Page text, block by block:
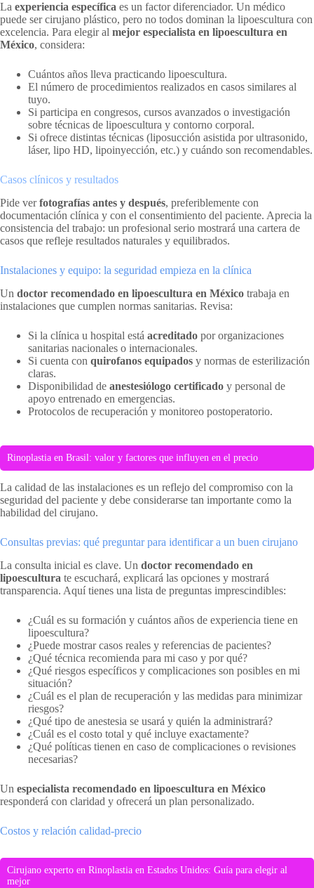
La experiencia específica es un factor diferenciador. Un médico
puede ser cirujano plástico, pero no todos dominan la lipoescultura con
excelencia. Para elegir al mejor especialista en lipoescultura en
México, considera:
Cuántos años lleva practicando lipoescultura.
El número de procedimientos realizados en casos similares al
tuyo.
Si participa en congresos, cursos avanzados o investigación
sobre técnicas de lipoescultura y contorno corporal.
Si ofrece distintas técnicas (liposucción asistida por ultrasonido,
láser, lipo HD, lipoinyección, etc.) y cuándo son recomendables.
Casos clínicos y resultados
Pide verfotografías antes y después, preferiblemente con
documentación clínica y con el consentimiento del paciente. Aprecia la
consistencia del trabajo: un profesional serio mostrará una cartera de
casos que refleje resultados naturales y equilibrados.
Instalaciones y equipo: la seguridad empieza en la clínica
Un doctor recomendado en lipoescultura en México trabaja en
instalaciones que cumplen normas sanitarias. Revisa:
Si la clínica u hospital está acreditado por organizaciones
sanitarias nacionales o internacionales.
Si cuenta con quirofanos equipados y normas de esterilización
claras.
Disponibilidad de anestesiólogo certificado y personal de
apoyo entrenado en emergencias.
Protocolos de recuperación y monitoreo postoperatorio.
Rinoplastia en Brasil: valor y factores que influyen en el precio
La calidad de las instalaciones es un reflejo del compromiso con la
seguridad del paciente y debe considerarse tan importante como la
habilidad del cirujano.
Consultas previas: qué preguntar para identificar a un buen cirujano
La consulta inicial es clave. Un doctor recomendado en
lipoescultura te escuchará, explicará las opciones y mostrará
transparencia. Aquí tienes una lista de preguntas imprescindibles:
¿Cuál es su formación y cuántos años de experiencia tiene en
lipoescultura?
¿Puede mostrar casos reales y referencias de pacientes?
¿Qué técnica recomienda para mi caso y por qué?
¿Qué riesgos específicos y complicaciones son posibles en mi
situación?
¿Cuál es el plan de recuperación y las medidas para minimizar
riesgos?
¿Qué tipo de anestesia se usará y quién la administrará?
¿Cuál es el costo total y qué incluye exactamente?
¿Qué políticas tienen en caso de complicaciones o revisiones
necesarias?
Un especialista recomendado en lipoescultura en México
responderá con claridad y ofrecerá un plan personalizado.
Costos y relación calidad-precio
Cirujano experto en Rinoplastia en Estados Unidos: Guía para elegir al
mejor